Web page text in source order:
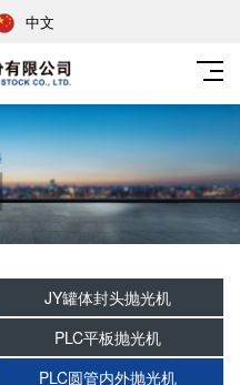
中文
JY罐体封头抛光机
PLC平板抛光机
PLC圆管内外抛光机